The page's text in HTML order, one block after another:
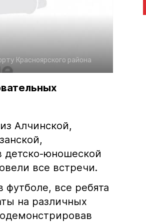
Красноярского района
Алчинской,
детско-юношеской
все встречи.
все ребята
на различных